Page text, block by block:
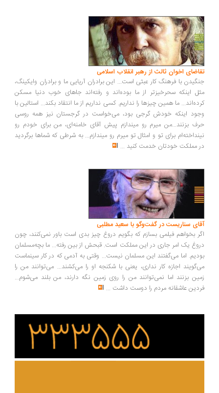
اخوان ثالث از رهبر انقلاب اسلامی
با فرهنگ کار عبثی است... این برادران آریایی ما و برادران وایکینگ،
اینکه سحرخیزتر از ما بوده‌اند و رفته‌اند جاهای خوب دنیا مسکن
ما همین چیزها را نداریم. کسی نداریم از ما انتقاد بکند... استالین با
اینکه خودش گرجی بود، می‌خواست در گرجستان نیز همه روسی
بزنند...من میرم رو میندازم پیش آقای خامنه‌ای، من برای خودم رو
برای تو و امثال تو میرم رو میندازم... به شرطی که شماها برگردید
مملکت خودتان خدمت کنید...
سناریست در گفت‌وگو با سعید مطلبی
بخواهم فیلمی بسازم که بگویم دروغ چیز بدی است باور نمی‌کنند، چون
یک امر جاری در این مملکت است. قبحش از بین رفته... ما بچه‌مسلمان
اما می‌گفتند این مسلمان نیست... وقتی به آدمی که در کار سینماست
اجازه کار نداری، یعنی با شکنجه او را می‌کشند... می‌توانند من را
بزنند اما نمی‌توانند من را روی زمین نگه دارند، من بلند می‌شوم...
عاشقانه مردم را دوست داشت ...